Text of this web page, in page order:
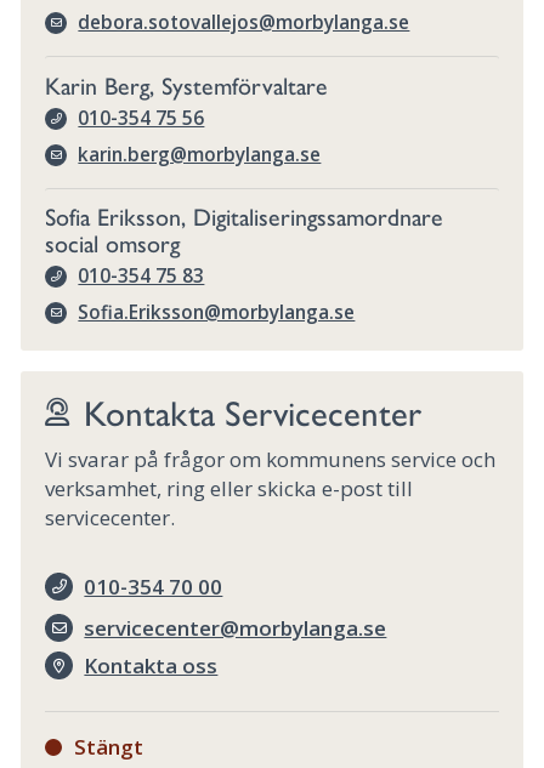
debora.sotovallejos@morbylanga.se
Karin Berg, Systemförvaltare
010-354 75 56
karin.berg@morbylanga.se
Sofia Eriksson, Digitaliseringssamordnare
social omsorg
010-354 75 83
Sofia.Eriksson@morbylanga.se
Kontakta Servicecenter
Vi svarar på frågor om kommunens service och
verksamhet, ring eller skicka e-post till
servicecenter.
010-354 70 00
servicecenter@morbylanga.se
Kontakta oss
Stängt